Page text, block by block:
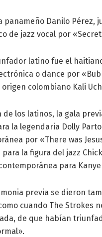
panameño Danilo Pérez,
de jazz vocal por
latino fue el
o dance por
colombiano Kali
de los latinos, la gala
la legendaria Dolly
por «There was
para la figura del jazz
para Kanye
previa se dieron
cuando The Strokes
de que habían